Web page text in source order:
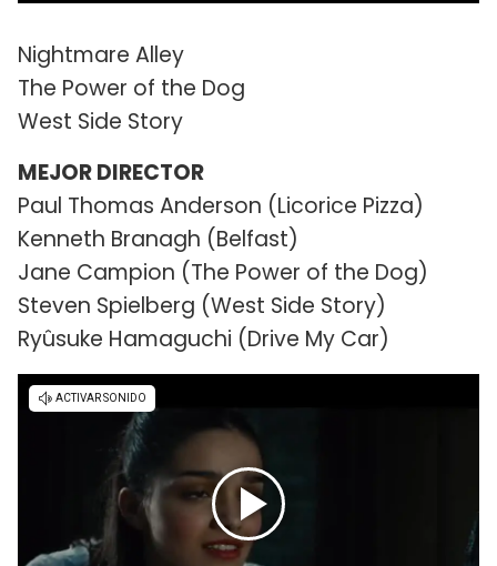
Nightmare Alley
The Power of the Dog
West Side Story
MEJOR DIRECTOR
Paul Thomas Anderson (Licorice Pizza)
Kenneth Branagh (Belfast)
Jane Campion (The Power of the Dog)
Steven Spielberg (West Side Story)
Ryûsuke Hamaguchi (Drive My Car)